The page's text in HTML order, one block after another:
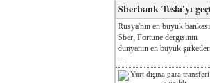
Sberbank Tesla'yı
Rusya'nın en büyük bankası
Sber, Fortune dergisinin
dünyanın en büyük
...